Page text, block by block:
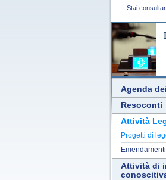
Stai
Agenda
Resoconti
Attività
Progetti di
Emendamenti
Attività di